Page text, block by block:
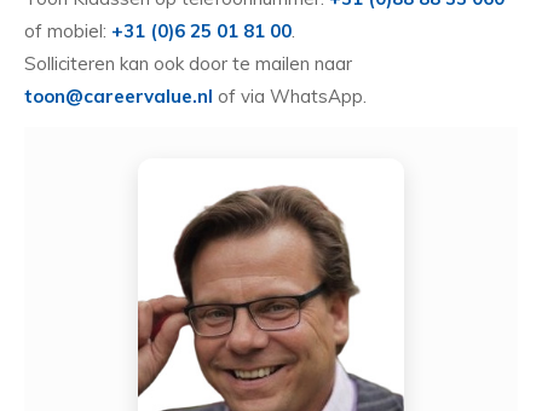
of mobiel: +31 (0)6 25 01 81 00
Solliciteren kan ook door te mailen naar
toon@careervalue.nl of via WhatsApp.